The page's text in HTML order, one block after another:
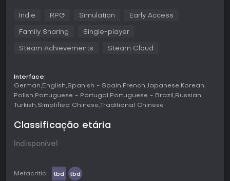
noite que exige escolhas sobre quando minerar, forjar ou
cumprir pedidos de clientes variados da cidade.
Encantamentos trazem mais profundidade, permitindo
disso, você recruta heróis, os equipa com suas criações e
os envia em missões para buscar loot, receitas e materiais.
O sucesso nessas quests depende da qualidade do
equipamento fornecido, ligando diretamente suas
Upgrades na oficina permitem expandir o espaço,
exploração de minas revela recursos mais raros conforme
sazonais com desafios especiais e recompensas únicas,
mantendo a experiência sempre renovada.
Indie RPG Simulation Early Access
Family Sharing Single-player
Steam Achievements Steam Cloud
Interface:
German English Spanish - Spain French Japanese Korean
Polish Portuguese - Portugal Portuguese - Brazil
Russian
Turkish Simplified Chinese Traditional Chinese
Classificação etária
Indisponível
Metacritic: tbd tbd